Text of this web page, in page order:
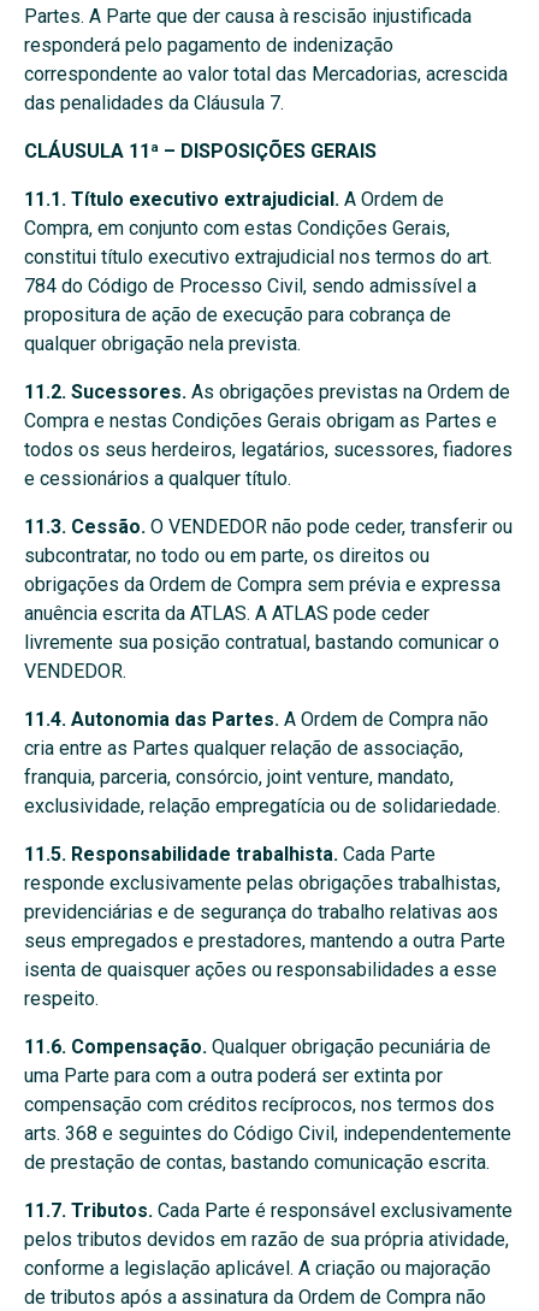
Partes. A Parte que der causa à rescisão injustificada
responderá pelo pagamento de indenização
correspondente ao valor total das Mercadorias, acrescida
das penalidades da Cláusula 7.
CLÁUSULA 11ª – DISPOSIÇÕES GERAIS
11.1. Título executivo extrajudicial. A Ordem de
Compra, em conjunto com estas Condições Gerais,
constitui título executivo extrajudicial nos termos do art.
784 do Código de Processo Civil, sendo admissível a
propositura de ação de execução para cobrança de
qualquer obrigação nela prevista.
11.2. Sucessores. As obrigações previstas na Ordem de
Compra e nestas Condições Gerais obrigam as Partes e
todos os seus herdeiros, legatários, sucessores, fiadores
e cessionários a qualquer título.
11.3. Cessão. O VENDEDOR não pode ceder, transferir ou
subcontratar, no todo ou em parte, os direitos ou
obrigações da Ordem de Compra sem prévia e expressa
anuência escrita da ATLAS. A ATLAS pode ceder
livremente sua posição contratual, bastando comunicar o
VENDEDOR.
11.4. Autonomia das Partes. A Ordem de Compra não
cria entre as Partes qualquer relação de associação,
franquia, parceria, consórcio, joint venture, mandato,
exclusividade, relação empregatícia ou de solidariedade.
11.5. Responsabilidade trabalhista. Cada Parte
responde exclusivamente pelas obrigações trabalhistas,
previdenciárias e de segurança do trabalho relativas aos
seus empregados e prestadores, mantendo a outra Parte
isenta de quaisquer ações ou responsabilidades a esse
respeito.
11.6. Compensação. Qualquer obrigação pecuniária de
uma Parte para com a outra poderá ser extinta por
compensação com créditos recíprocos, nos termos dos
arts. 368 e seguintes do Código Civil, independentemente
de prestação de contas, bastando comunicação escrita.
11.7. Tributos. Cada Parte é responsável exclusivamente
pelos tributos devidos em razão de sua própria atividade,
conforme a legislação aplicável. A criação ou majoração
de tributos após a assinatura da Ordem de Compra não